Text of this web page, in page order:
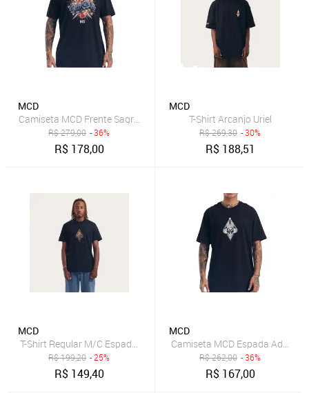
MCD
Camiseta MCD Frente Sagrado Coração SM27 Masculina Preto
R$279,00 - 36%
R$ 178,00
MCD
T-Shirt Arcanjo Uriel
R$269,30 - 30%
R$ 188,51
MCD
T-Shirt Regular M/C Espada Volcanic
R$199,20 - 25%
R$ 149,40
MCD
Camiseta MCD Espada Adaga
R$262,00 - 36%
R$ 167,00